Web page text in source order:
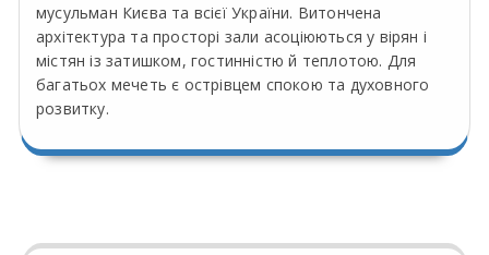
мусульман Києва та всієї України. Витончена
архітектура та просторі зали асоціюються у вірян і
містян із затишком, гостинністю й теплотою. Для
багатьох мечеть є острівцем спокою та духовного
розвитку.